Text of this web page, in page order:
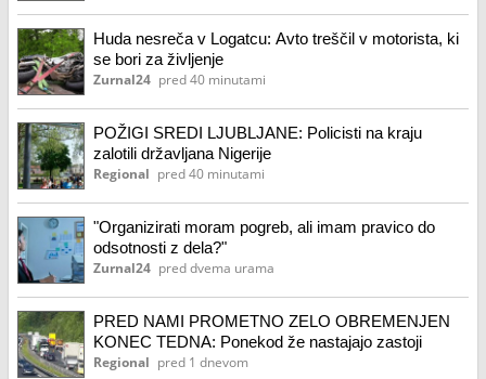
Huda nesreča v Logatcu: Avto treščil v motorista, ki
se bori za življenje
Zurnal24 pred 40 minutami
POŽIGI SREDI LJUBLJANE: Policisti na kraju
zalotili državljana Nigerije
Regional pred 40 minutami
"Organizirati moram pogreb, ali imam pravico do
odsotnosti z dela?"
Zurnal24 pred dvema urama
PRED NAMI PROMETNO ZELO OBREMENJEN
KONEC TEDNA: Ponekod že nastajajo zastoji
Regional pred 1 dnevom